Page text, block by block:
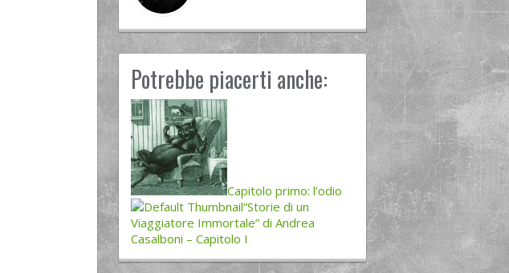
Potrebbe piacerti anche:
Capitolo primo: l’odio
“Storie di un
Viaggiatore Immortale” di Andrea
Casalboni – Capitolo I